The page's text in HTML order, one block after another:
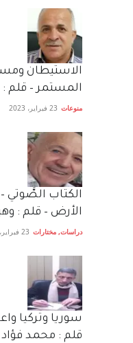
الاستيطان
المستمر – قلم
منوعات 23 فبراير، 2023
الكتاب الصَّوتي
الأرض – قلم :
دراسات, مختارات 23 فبراير، 2023
سوريا وتركيا
قلم : محمد فؤاد